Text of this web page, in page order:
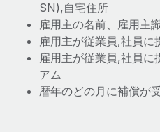
当社のMCPを使用して、あ
統合
基本的なビジネスツールを
る
パートナーに登録
戦略的テクノロジーパー
グローバルな人事機能を柔
パートナーとして登録
当社とのパートナーシップの
職務内容ライブラリ
ウェビナー
イベント
ニュースルーム
日本語
한국어
中文（简体）
SN),自宅住所
雇用主の名前、雇用主
雇用主が従業員,社員に
雇用主が従業員,社員に
アム
暦年のどの月に補償が